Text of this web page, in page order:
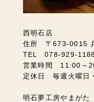
西明石店
住所 〒673-0015
TEL 078-929-
営業時間 11:00～
定休日 毎週火曜日
明石夢工房やまがた